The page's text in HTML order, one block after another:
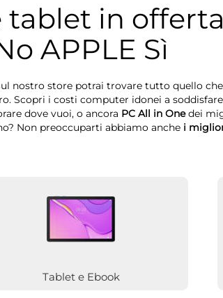
in
APPLE Sì
nostro store potrai trovare tutto quello
Scopri i costi computer idonei a
dove vuoi, o ancora PC All in Onedei
Non preoccuparti abbiamo anche i
Tablet e Ebook